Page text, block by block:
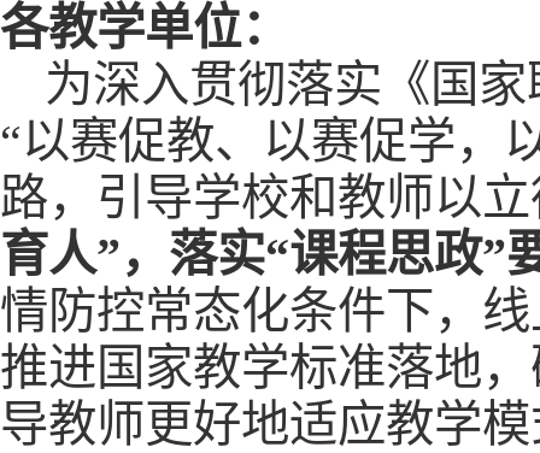
各教学单位：
为深入贯彻落实《国
“以赛促教、以赛促学，
路，引导学校和教师以
育人”，落实“课程思政”
情防控常态化条件下，
推进国家教学标准落地
导教师更好地适应教学